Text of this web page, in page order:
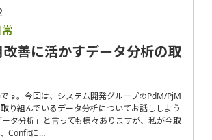
善に活かすデータ分析の取
す。今回は、システム開発グループのPdM/PjM
り組んでいるデータ分析についてお話ししよう
タ分析」と言っても様々ありますが、私が今取
Confitに…